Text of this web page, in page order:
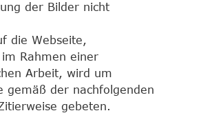
der Bilder nicht
die Webseite,
im Rahmen einer
Arbeit, wird um
gemäß der nachfolgenden
gebeten.